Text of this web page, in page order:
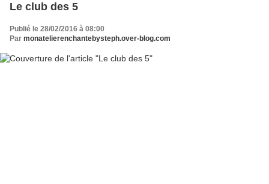
Le club des 5
Publié le 28/02/2016 à 08:00
Par monatelierenchantebysteph.over-blog.com